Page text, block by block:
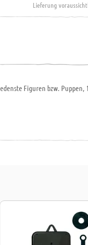
Lieferung
Figuren bzw. Puppen,